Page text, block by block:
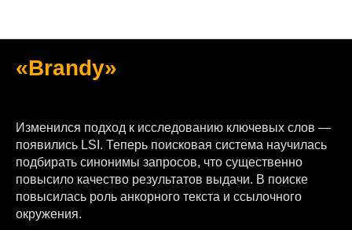
«Brandy»
Изменился подход к исследованию ключевых слов —
появились LSI. Теперь поисковая система научилась
подбирать синонимы запросов, что существенно
повысило качество результатов выдачи. В поиске
повысилась роль анкорного текста и ссылочного
окружения.